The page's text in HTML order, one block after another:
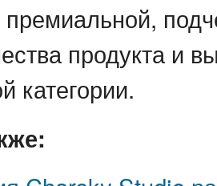
продукта и
категории.